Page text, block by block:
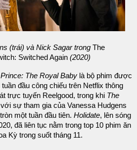
(trái) và Nick Sagar trong The
Switched Again (2020)
The Royal Baby là bộ phim được
đầu công chiếu trên Netflix thông
trực tuyến Reelgood, trong khi The
với sự tham gia của Vanessa Hudgens
một tuần đầu tiên. Holidate, lên sóng
đã liên tục nằm trong top 10 phim ăn
Kỳ trong suốt tháng 11.